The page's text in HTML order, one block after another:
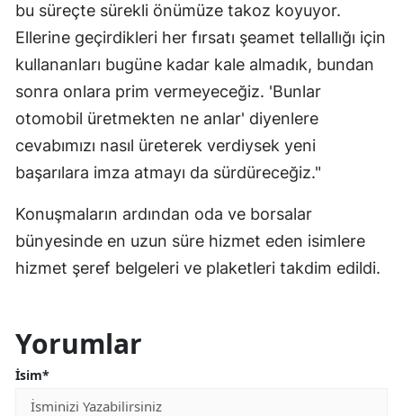
bu süreçte sürekli önümüze takoz koyuyor.
Ellerine geçirdikleri her fırsatı şeamet tellallığı için
kullananları bugüne kadar kale almadık, bundan
sonra onlara prim vermeyeceğiz. 'Bunlar
otomobil üretmekten ne anlar' diyenlere
cevabımızı nasıl üreterek verdiysek yeni
başarılara imza atmayı da sürdüreceğiz."
Konuşmaların ardından oda ve borsalar
bünyesinde en uzun süre hizmet eden isimlere
hizmet şeref belgeleri ve plaketleri takdim edildi.
Yorumlar
İsim*